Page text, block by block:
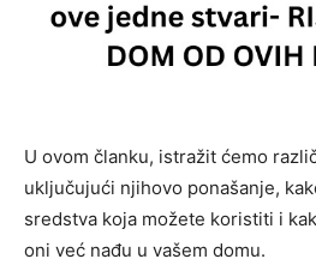
U ovom članku, istražit ćemo
uključujući njihovo ponašanje,
sredstva koja možete koristiti i
oni već nađu u vašem domu.